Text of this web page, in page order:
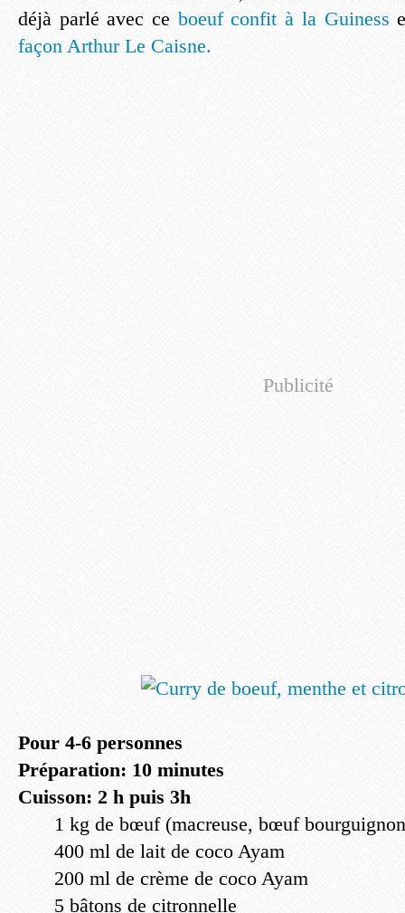
déjà parlé avec ce boeuf confit à la Guiness
façon Arthur Le Caisne.
Publicité
Pour 4-6 personnes
Préparation: 10 minutes
Cuisson: 2 h puis 3h
1 kg de bœuf (macreuse, bœuf
400 ml de lait de coco Ayam
200 ml de crème de coco Ayam
5 bâtons de citronnelle